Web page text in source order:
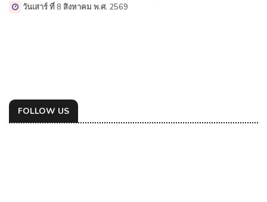
มหกรรมพืชสวนระดับโลก
วันเสาร์ ที่ 8 สิงหาคม พ.ศ. 2569
FOLLOW US